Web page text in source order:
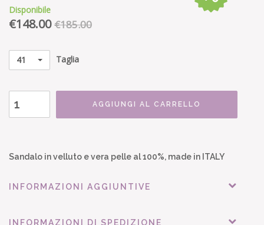
Disponibile
€148.00 €185.00
41 Taglia
AGGIUNGI AL CARRELLO
Sandalo in velluto e vera pelle al 100%, made in ITALY
INFORMAZIONI AGGIUNTIVE
INFORMAZIONI DI SPEDIZIONE